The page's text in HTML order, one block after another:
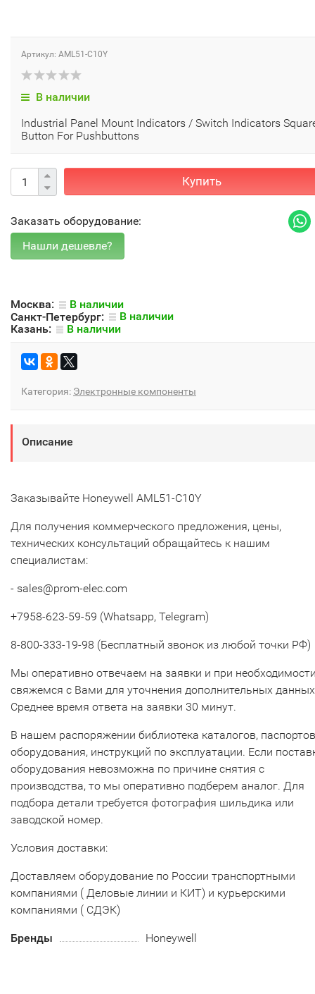
Артикул: AML51-C10Y
В наличии
Industrial Panel Mount Indicators / Switch Indicators
Button For Pushbuttons
Купить
Заказать оборудование:
Москва:
В наличии
Санкт-Петербург:
В наличии
Казань:
В наличии
Категория: Электронные компоненты
Описание
Заказывайте Honeywell AML51-C10Y
Для получения коммерческого предложения, цены,
технических консультаций обращайтесь к нашим
специалистам:
- sales@prom-elec.com
+7958-623-59-59 (Whatsapp, Telegram)
8-800-333-19-98 (Бесплатный звонок из любой точки РФ)
Мы оперативно отвечаем на заявки и при
свяжемся с Вами для уточнения дополнительных
Среднее время ответа на заявки 30 минут.
В нашем распоряжении библиотека каталогов, паспортов
оборудования, инструкций по эксплуатации. Если
оборудования невозможна по причине снятия с
производства, то мы оперативно подберем аналог. Для
подбора детали требуется фотография шильдика или
заводской номер.
Условия доставки:
Доставляем оборудование по России транспортными
компаниями ( Деловые линии и КИТ) и курьерскими
компаниями ( СДЭК)
Бренды Honeywell